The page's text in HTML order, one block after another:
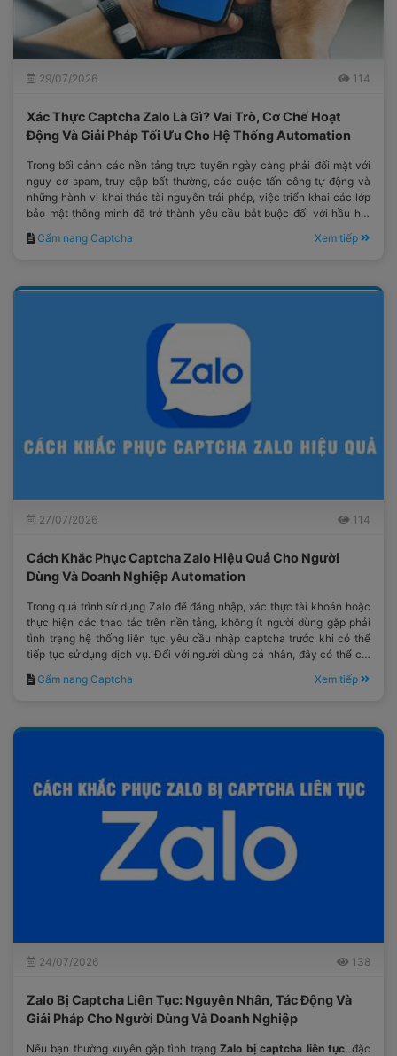
29/07/2026 114
Xác Thực Captcha Zalo Là Gì? Vai Trò, Cơ Chế Hoạt
Động Và Giải Pháp Tối Ưu Cho Hệ Thống Automation
Trong bối cảnh các nền tảng trực tuyến ngày càng phải đối mặt với
nguy cơ spam, truy cập bất thường, các cuộc tấn công tự động và
những hành vi khai thác tài nguyên trái phép, việc triển khai các lớp
bảo mật thông minh đã trở thành yêu cầu bắt buộc đối với hầu hết
các hệ thống công nghệ hiện đại.
Cẩm nang Captcha Xem tiếp
27/07/2026 114
Cách Khắc Phục Captcha Zalo Hiệu Quả Cho Người
Dùng Và Doanh Nghiệp Automation
Trong quá trình sử dụng Zalo để đăng nhập, xác thực tài khoản hoặc
thực hiện các thao tác trên nền tảng, không ít người dùng gặp phải
tình trạng hệ thống liên tục yêu cầu nhập captcha trước khi có thể
tiếp tục sử dụng dịch vụ. Đối với người dùng cá nhân, đây có thể chỉ
là một bước xác minh mất thêm vài giây.
Cẩm nang Captcha Xem tiếp
24/07/2026 138
Zalo Bị Captcha Liên Tục: Nguyên Nhân, Tác Động Và
Giải Pháp Cho Người Dùng Và Doanh Nghiệp
Nếu bạn thường xuyên gặp tình trạng Zalo bị captcha liên tục , đặc